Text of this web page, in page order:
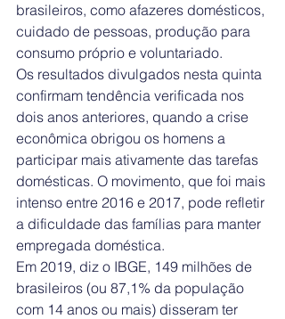
brasileiros, como afazeres domésticos,
cuidado de pessoas, produção para
consumo próprio e voluntariado.
Os resultados divulgados nesta quinta
confirmam tendência verificada nos
dois anos anteriores, quando a crise
econômica obrigou os homens a
participar mais ativamente das tarefas
domésticas. O movimento, que foi mais
intenso entre 2016 e 2017, pode refletir
a dificuldade das famílias para manter
empregada doméstica.
Em 2019, diz o IBGE, 149 milhões de
brasileiros (ou 87,1% da população
com 14 anos ou mais) disseram ter